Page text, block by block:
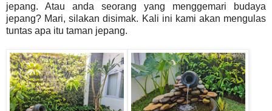
jepang. Atau anda seorang yang menggemari budaya
jepang? Mari, silakan disimak. Kali ini kami akan mengulas
tuntas apa itu taman jepang.